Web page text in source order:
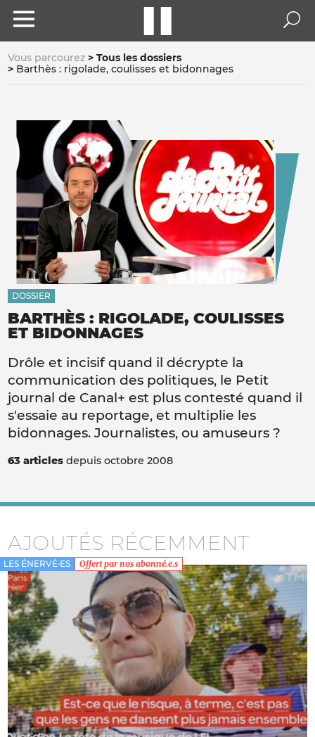
Vous parcourez
Tous les dossiers
Barthès : rigolade, coulisses et bidonnages
DOSSIER
BARTHÈS : RIGOLADE, COULISSES
ET BIDONNAGES
Drôle et incisif quand il décrypte la
communication des politiques, le Petit
journal de Canal+ est plus contesté quand il
s'essaie au reportage, et multiplie les
bidonnages. Journalistes, ou amuseurs ?
63 articles depuis octobre 2008
AJOUTÉS RÉCEMMENT
LES ÉNERVÉ·ES Offert par nos abonné.e.s